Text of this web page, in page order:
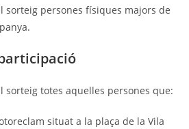
sorteig persones físiques majors de
sorteig totes aquelles persones que:
situat a la plaça de la Vila